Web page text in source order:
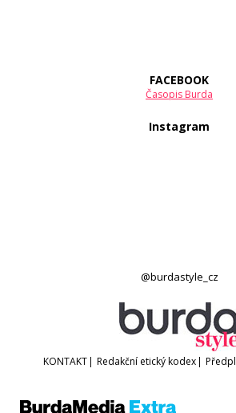
FACEBOOK
Časopis Burda
Instagram
@burdastyle_cz
KONTAKT| Redakční etický kodex|